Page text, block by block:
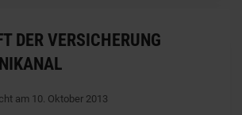
DER VERSICHERUNG
am 10. Oktober 2013